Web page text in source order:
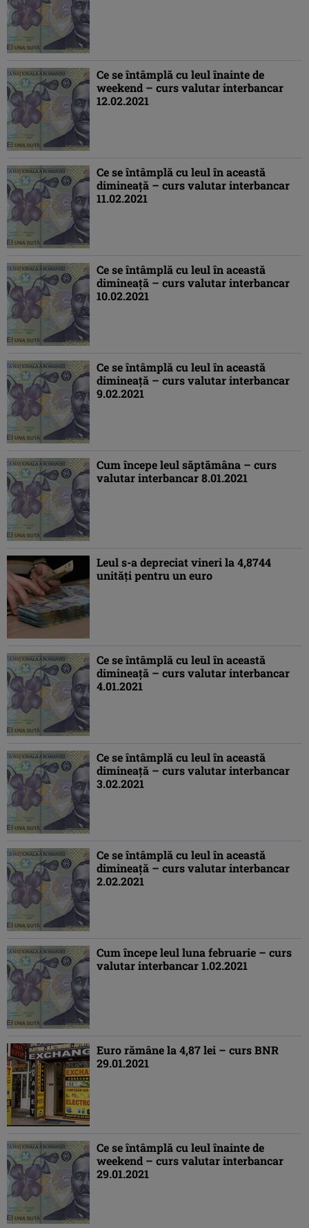
Ce se întâmplă cu leul înainte de
weekend – curs valutar interbancar
12.02.2021
Ce se întâmplă cu leul în această
dimineaţă – curs valutar interbancar
11.02.2021
Ce se întâmplă cu leul în această
dimineaţă – curs valutar interbancar
10.02.2021
Ce se întâmplă cu leul în această
dimineaţă – curs valutar interbancar
9.02.2021
Cum începe leul săptămâna – curs
valutar interbancar 8.01.2021
Leul s-a depreciat vineri la 4,8744
unităţi pentru un euro
Ce se întâmplă cu leul în această
dimineaţă – curs valutar interbancar
4.01.2021
Ce se întâmplă cu leul în această
dimineaţă – curs valutar interbancar
3.02.2021
Ce se întâmplă cu leul în această
dimineaţă – curs valutar interbancar
2.02.2021
Cum începe leul luna februarie – curs
valutar interbancar 1.02.2021
Euro rămâne la 4,87 lei – curs BNR
29.01.2021
Ce se întâmplă cu leul înainte de
weekend – curs valutar interbancar
29.01.2021